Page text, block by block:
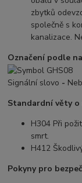
zbytků
společně s
kanalizace.
Označení podle
Signální slovo -
Standardní věty o
H304 Při
smrt.
H412
Pokyny pro